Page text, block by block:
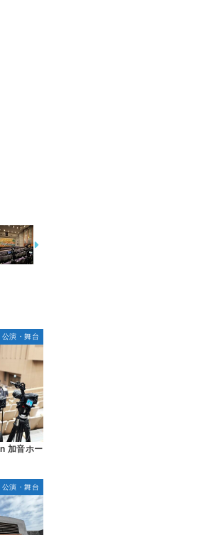
演・舞台
加音ホー
演・舞台